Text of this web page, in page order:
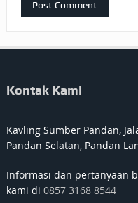
Kontak Kami
Kavling Sumber Pandan,
Pandan Selatan, Pandan
Informasi dan pertanyaan
kami di 0857 3168 8544